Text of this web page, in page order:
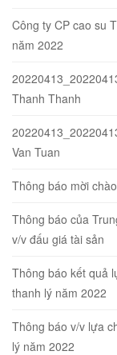
Công ty CP cao su
năm 2022
Thanh Thanh
Van Tuan
Thông báo mời
Thông báo của
v/v đấu giá tài sản
Thông báo kết quả
thanh lý năm 2022
Thông báo v/v lựa
lý năm 2022